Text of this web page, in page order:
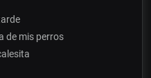
de mis perros